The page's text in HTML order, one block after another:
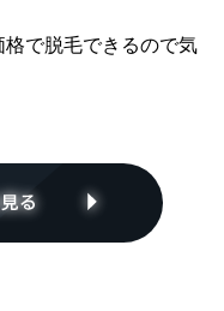
で脱毛できるので気